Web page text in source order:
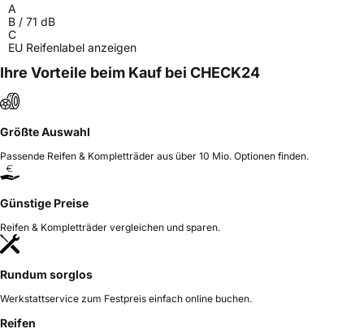
A
B / 71 dB
C
EU Reifenlabel anzeigen
Ihre Vorteile beim Kauf bei CHECK24
Größte Auswahl
Passende Reifen & Kompletträder aus über 10 Mio. Optionen finden.
Günstige Preise
Reifen & Kompletträder vergleichen und sparen.
Rundum sorglos
Werkstattservice zum Festpreis einfach online buchen.
Reifen